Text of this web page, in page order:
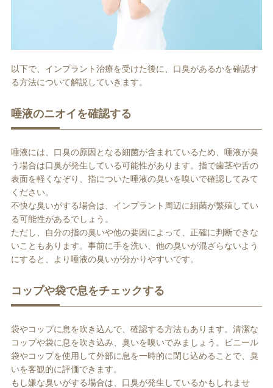
以下で、インプラント治療を受けた後に、口臭があるかを確認す
る方法について解説していきます。
唾液のニオイを確認する
唾液には、口臭の原因となる細菌が含まれているため、唾液が臭
う場合は口臭が発生している可能性があります。指で歯茎や舌の
表面を軽くなぞり、指についた唾液の臭いを嗅いで確認してみて
ください。
不快な臭いがする場合は、インプラント周辺に細菌が繁殖してい
る可能性があるでしょう。
ただし、自分の指の臭いや他の要因によって、正確に判断できな
いこともあります。事前に手を洗い、他の臭いが混ざらないよう
にすると、より唾液の臭いが分かりやすいです。
コップや袋で息をチェックする
袋やコップに息を吹き込んで、確認する方法もあります。清潔な
コップや袋に息を吹き込み、臭いを嗅いでみましょう。ビニール
袋やコップを使用して外部に息を一時的に閉じ込めることで、臭
いを客観的に評価できます。
もし嫌な臭いがする場合は、口臭が発生しているかもしれませ